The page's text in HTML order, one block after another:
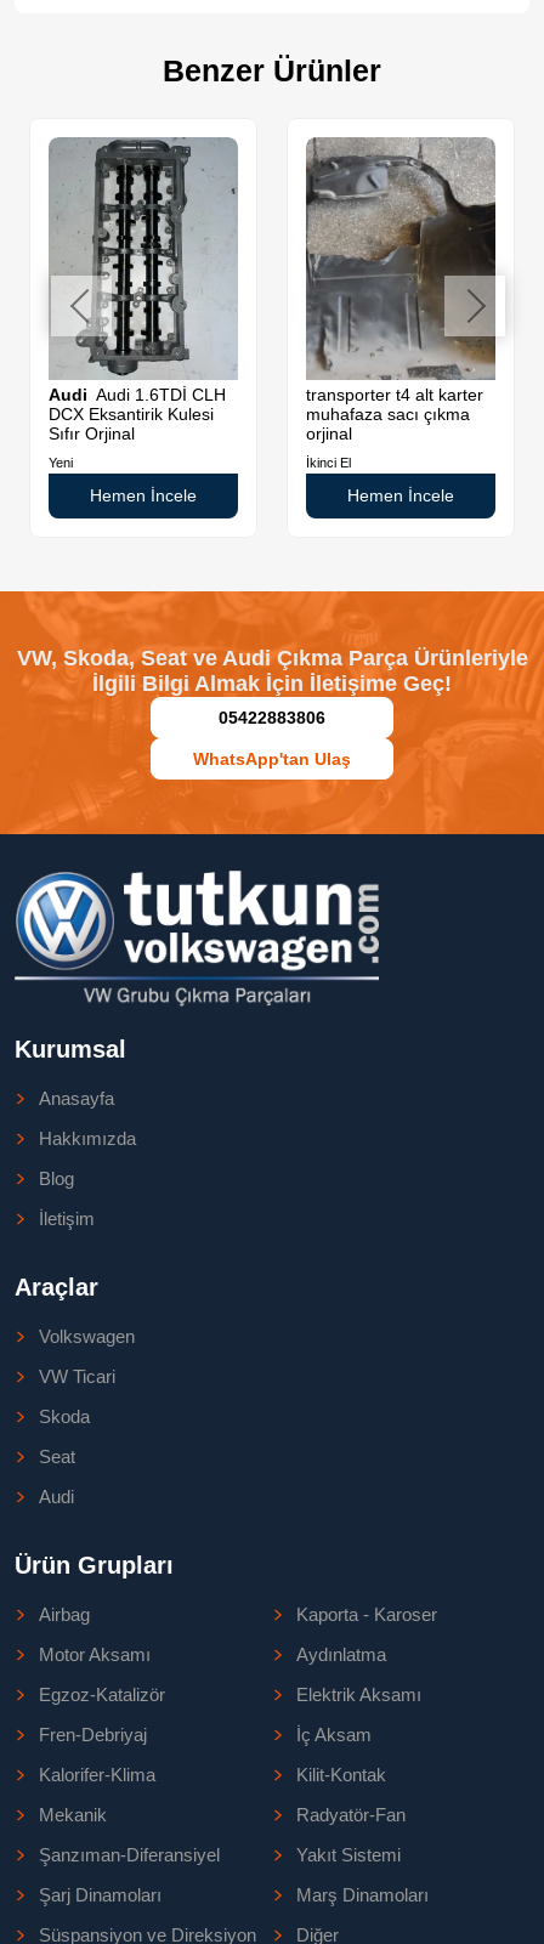
Benzer Ürünler
Audi
DCX Eksantirik Kulesi
Sıfır Orjinal
Yeni
Hemen İncele
transporter t4 alt karter
muhafaza sacı çıkma
orjinal
İkinci El
Hemen İncele
VW, Skoda, Seat ve Audi Çıkma Parça Ürünleriyle
İlgili Bilgi Almak İçin İletişime Geç!
05422883806
WhatsApp'tan Ulaş
Kurumsal
Anasayfa
Hakkımızda
Blog
İletişim
Araçlar
Volkswagen
VW Ticari
Skoda
Seat
Audi
Ürün Grupları
Airbag
Kaporta - Karoser
Motor Aksamı
Aydınlatma
Egzoz-Katalizör
Elektrik Aksamı
Fren-Debriyaj
İç Aksam
Kalorifer-Klima
Kilit-Kontak
Mekanik
Radyatör-Fan
Şanzıman-Diferansiyel
Yakıt Sistemi
Şarj Dinamoları
Marş Dinamoları
Süspansiyon ve Direksiyon
Diğer